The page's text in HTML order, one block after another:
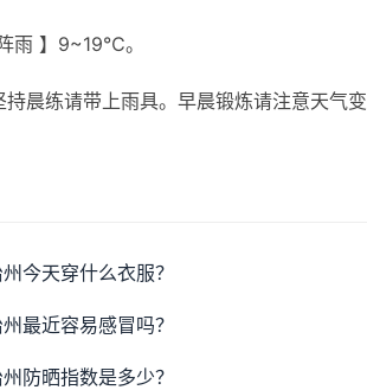
雨 】9~19℃。
晨练请带上雨具。早晨锻炼请注意天气变
今天穿什么衣服？
最近容易感冒吗？
防晒指数是多少？